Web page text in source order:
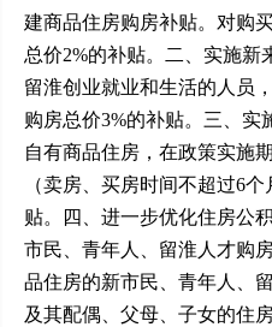
建商品住房购房补贴。对购
总价2%的补贴。二、实施新
留淮创业就业和生活的人员
购房总价3%的补贴。三、实
自有商品住房，在政策实施
（卖房、买房时间不超过6
贴。四、进一步优化住房公
市民、青年人、留淮人才购
品住房的新市民、青年人、
及其配偶、父母、子女的住